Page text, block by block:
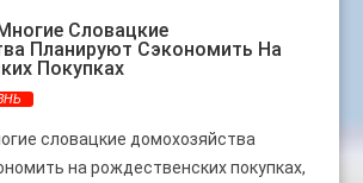
Словацкие
Планируют Сэкономить На
Покупках
словацкие домохозяйства
на рождественских покупках,